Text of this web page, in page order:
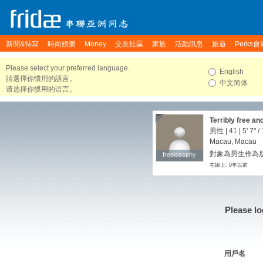
新聞&特寫 時尚娛樂 Money 交友社區 家族 活動訊息 旅遊 Perks會
Please select your preferred language.
請選擇你慣用的語言。
请选择你惯用的语言。
English
中文简体
freelosophy
freelosophy
Terribly free
男性 | 41 | 5' 7" /
Macau, Macau
對象為男生作為
在線上: 9年以前
Please
用戶名